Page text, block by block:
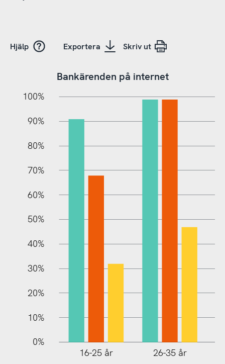
Hjälp Exportera Skriv ut
Bankärenden på internet
10%
100%
90%
80%
70%
60%
50%
40%
30%
20%
10%
0%
16-25 år 26-35 år